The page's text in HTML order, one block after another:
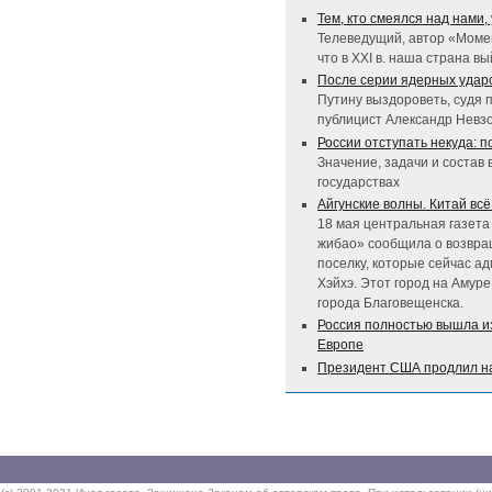
Тем, кто смеялся над
Телеведущий, автор
что в XXI в. наша страна
После серии ядерных
Путину выздороветь, судя
публицист Александр
России отступать некуда:
Значение, задачи и состав
государствах
Айгунские волны. Китай
18 мая центральная
жибао» сообщила о
поселку, которые сейчас
Хэйхэ. Этот город на
города Благовещенска.
Россия полностью вышла
Европе
Президент США продлил